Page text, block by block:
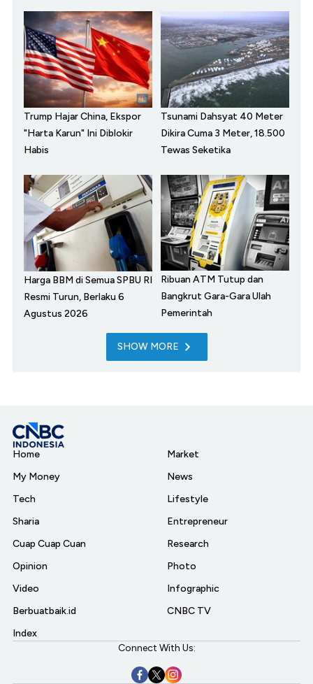
Trump Hajar China, Ekspor
"Harta Karun" Ini Diblokir
Habis
Tsunami Dahsyat 40 Meter
Dikira Cuma 3 Meter, 18.500
Tewas Seketika
Harga BBM di Semua SPBU RI
Resmi Turun, Berlaku 6
Agustus 2026
Ribuan ATM Tutup dan
Bangkrut Gara-Gara Ulah
Pemerintah
SHOW MORE
Home
My Money
Tech
Sharia
Cuap Cuap Cuan
Opinion
Video
Berbuatbaik.id
Index
Market
News
Lifestyle
Entrepreneur
Research
Photo
Infographic
CNBC TV
Connect With Us: